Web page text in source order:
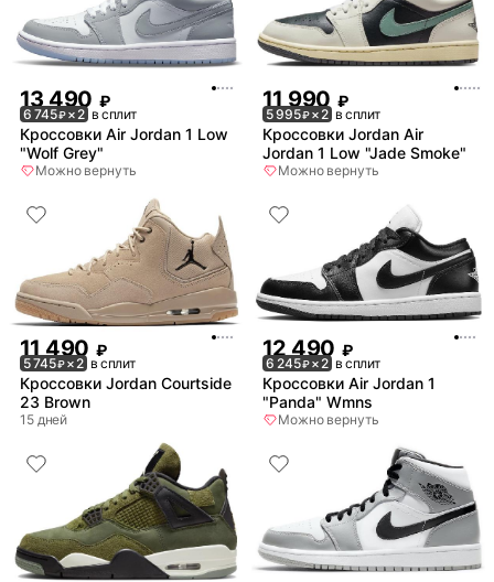
13 490 ₽
6 745₽× 2 в сплит
Кроссовки Air Jordan 1 Low
"Wolf Grey"
Можно вернуть
11 990 ₽
5 995₽× 2 в сплит
Кроссовки Jordan Air
Jordan 1 Low "Jade Smoke"
Можно вернуть
11 490 ₽
5 745₽× 2 в сплит
Кроссовки Jordan Courtside
23 Brown
15 дней
12 490 ₽
6 245₽× 2 в сплит
Кроссовки Air Jordan 1
"Panda" Wmns
Можно вернуть